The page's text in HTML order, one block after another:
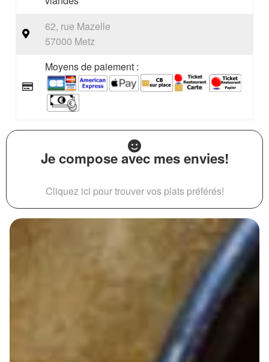
62, rue Mazelle
57000 Metz
Moyens de paiement :
Je compose avec mes envies!
Cliquez ici pour trouver vos plats préférés!